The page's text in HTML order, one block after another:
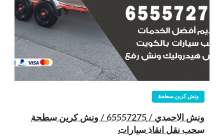
ونش كرين سطحة
ونش الاحمدي / 65557275 / ونش كرين سطحة
سحب نقل انقاذ سيارات